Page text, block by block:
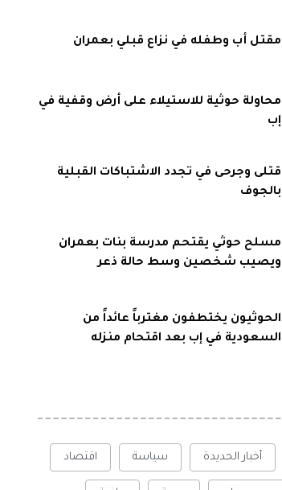
مقتل أب وطفله في نزاع قبلي بعمران
محاولة حوثية للاستيلاء على أرض وقفية في
إب
قتلى وجرحى في تجدد الاشتباكات القبلية
بالجوف
مسلح حوثي يقتحم مدرسة بنات بعمران
ويصيب شخصين وسط حالة ذعر
الحوثيون يختطفون مغترباً عائداً من
السعودية في إب بعد اقتحام منزله
أخبار الحديدة سياسة اقتصاد